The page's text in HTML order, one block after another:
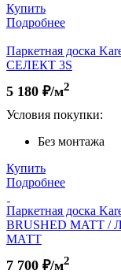
Купить
Подробнее
Паркетная доска
СЕЛЕКТ 3S
5 180 ₽/м2
Условия покупки:
Без монтажа
Купить
Подробнее
Паркетная доска
BRUSHED MATT /
МАТТ
7 700 ₽/м2